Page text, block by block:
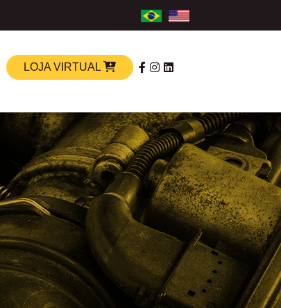
LOJA VIRTUAL